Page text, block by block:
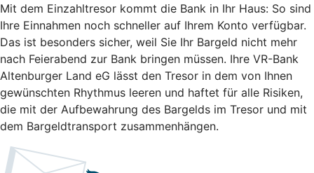
Mit dem Einzahltresor kommt die Bank in Ihr Haus: So sind
Ihre Einnahmen noch schneller auf Ihrem Konto verfügbar.
Das ist besonders sicher, weil Sie Ihr Bargeld nicht mehr
nach Feierabend zur Bank bringen müssen. Ihre VR-Bank
Altenburger Land eG lässt den Tresor in dem von Ihnen
gewünschten Rhythmus leeren und haftet für alle Risiken,
die mit der Aufbewahrung des Bargelds im Tresor und mit
dem Bargeldtransport zusammenhängen.